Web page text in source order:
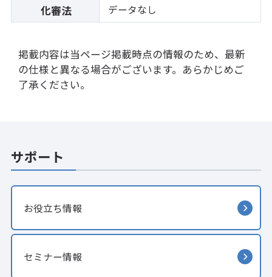
化審法 データなし
掲載内容は当ページ掲載時点の情報のため、最新
の仕様と異なる場合がございます。あらかじめご
了承ください。
サポート
お役立ち情報
セミナー情報